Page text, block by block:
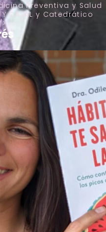
Preventiva y Salud
Y CAJAL y Catedrático